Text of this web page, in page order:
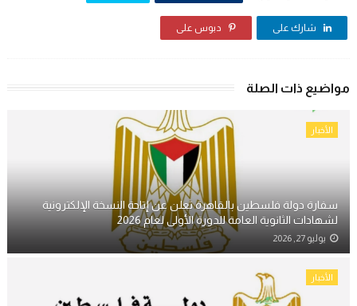
شارك على دبوس على
مواضيع ذات الصلة
الأخبار
سفارة دولة فلسطين بالقاهرة تعلن عن إتاحة النسخة الإلكترونية
لشهادات الثانوية العامة للدورة الأولى لعام 2026
يوليو 27, 2026
الأخبار